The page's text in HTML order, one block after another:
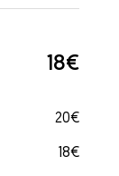
18€
20€
18€